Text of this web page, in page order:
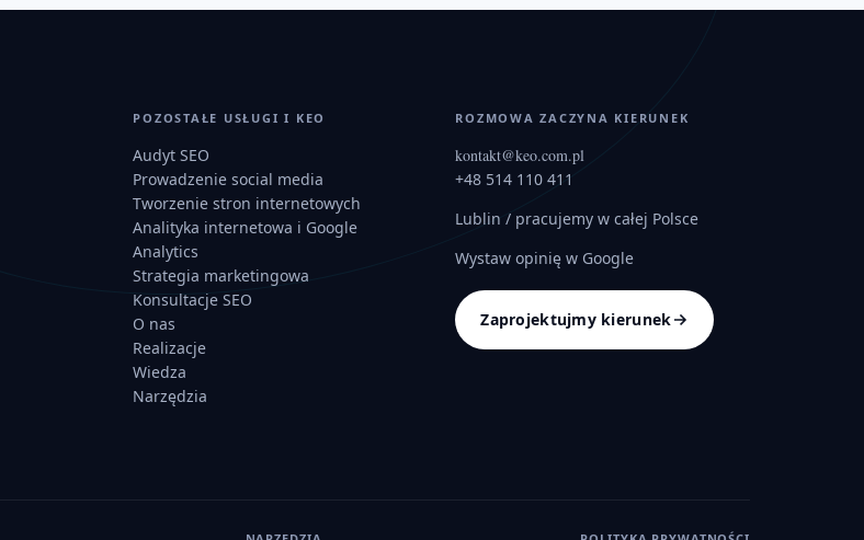
POZOSTAŁE USŁUGI I KEO
Audyt SEO
Prowadzenie social media
Tworzenie stron internetowych
Analityka internetowa i Google
Analytics
Strategia marketingowa
Konsultacje SEO
O nas
Realizacje
Wiedza
Narzędzia
ROZMOWA ZACZYNA KIERUNEK
kontakt@keo.com.pl
+48 514 110 411
Lublin / pracujemy w całej Polsce
Wystaw opinię w Google
Zaprojektujmy kierunek